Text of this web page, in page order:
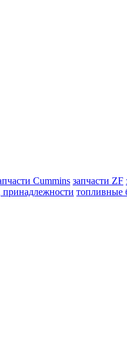
Cummins запчасти ZF
принадлежности топливные